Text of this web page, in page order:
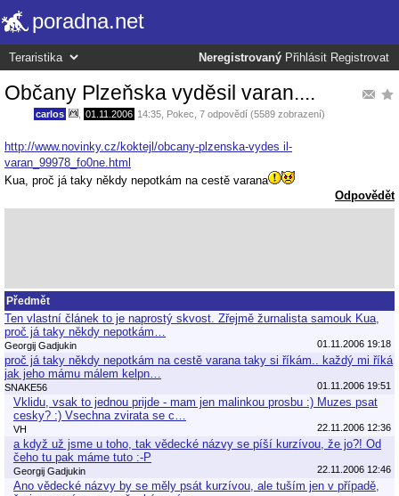
poradna.net
Neregistrovaný Přihlásit Registrovat
Občany Plzeňska vyděsil varan....
carlos 01.11.2006 14:35 Pokec , 7 odpovědí (5589 zobrazení)
http://www.novinky.cz/koktejl/obcany-plzenska-vydes il-
varan_99978_fo0ne.html
Kua, proč já taky někdy nepotkám na cestě varana
Odpovědět
Předmět
Ten vlastní článek to je naprostý skvost. Zřejmě žurnalista samouk Kua,
proč já taky někdy nepotkám…
Georgij Gadjukin 01.11.2006 19:18
proč já taky někdy nepotkám na cestě varana taky si říkám.. každý mi říká
jak jeho mámu málem kelpn…
SNAKE56 01.11.2006 19:51
Vklidu, vsak to jednou prijde - mam jen malinkou prosbu :) Muzes psat
cesky? :) Vsechna zvirata se c…
VH 22.11.2006 12:36
a když už jsme u toho, tak vědecké názvy se píší kurzívou, že jo?! Od
čeho tu pak máme tuto :-P
Georgij Gadjukin 22.11.2006 12:46
Ano vědecké názvy by se měly psát kurzívou, ale tuším jen v případě,